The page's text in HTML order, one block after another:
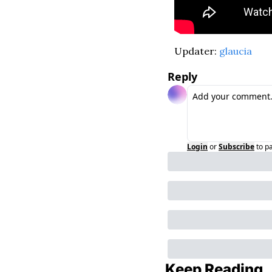
Updater: glaucia
Reply
Login orSubscribeto